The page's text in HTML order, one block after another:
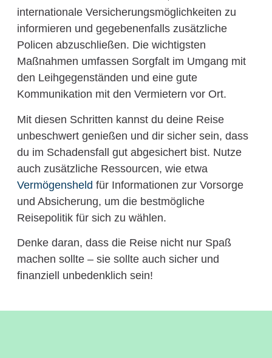
internationale Versicherungsmöglichkeiten zu
informieren und gegebenenfalls zusätzliche
Policen abzuschließen. Die wichtigsten
Maßnahmen umfassen Sorgfalt im Umgang mit
den Leihgegenständen und eine gute
Kommunikation mit den Vermietern vor Ort.
Mit diesen Schritten kannst du deine Reise
unbeschwert genießen und dir sicher sein, dass
du im Schadensfall gut abgesichert bist. Nutze
auch zusätzliche Ressourcen, wie etwa
Vermögensheld für Informationen zur Vorsorge
und Absicherung, um die bestmögliche
Reisepolitik für sich zu wählen.
Denke daran, dass die Reise nicht nur Spaß
machen sollte – sie sollte auch sicher und
finanziell unbedenklich sein!